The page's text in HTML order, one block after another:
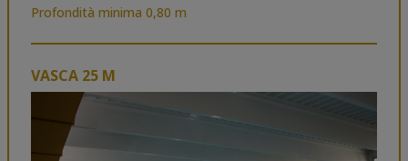
Profondità minima 0,80 m
VASCA 25 M